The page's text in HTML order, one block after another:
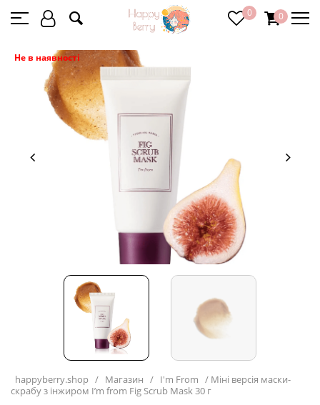
0 0
Не в наявності
happyberry.shop / Магазин / I'm From / Міні версія маски-
скрабу з інжиром I’m from Fig Scrub Mask 30 г